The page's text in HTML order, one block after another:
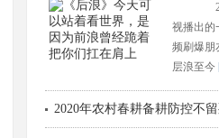
因
视播出的
频刷爆朋
层浪至今
2020年农村春耕备耕防控不